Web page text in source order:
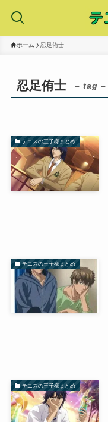
ホーム 忍足侑士
忍足侑士 – tag –
テニスの王子様まとめ
テニスの王子様まとめ
テニスの王子様まとめ